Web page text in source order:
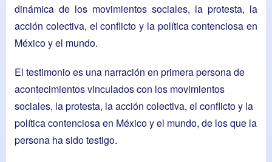
dinámica de los movimientos sociales, la protesta, la
acción colectiva, el conflicto y la política contenciosa en
México y el mundo.
El testimonio es una narración en primera persona de
acontecimientos vinculados con los movimientos
sociales, la protesta, la acción colectiva, el conflicto y la
política contenciosa en México y el mundo, de los que la
persona ha sido testigo.